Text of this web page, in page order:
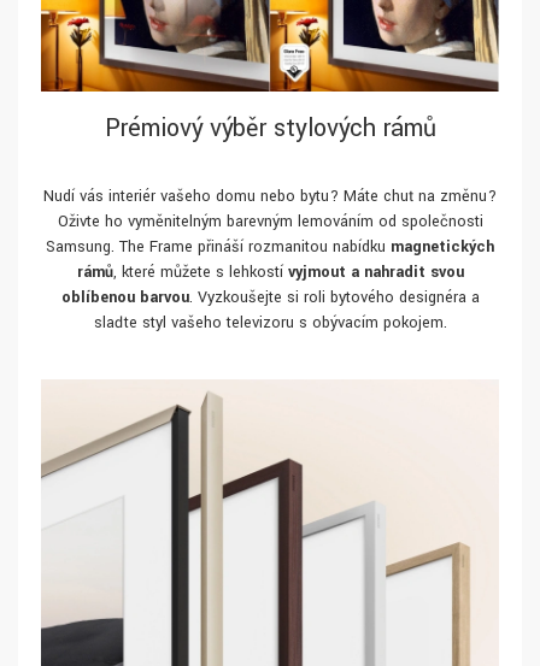
Prémiový výběr stylových rámů
Nudí vás interiér vašeho domu nebo bytu? Máte chuť na změnu?
Oživte ho vyměnitelným barevným lemováním od společnosti
Samsung. The Frame přináší rozmanitou nabídku magnetických
rámů, které můžete s lehkostí vyjmout a nahradit svou
oblíbenou barvou. Vyzkoušejte si roli bytového designéra a
slaďte styl vašeho televizoru s obývacím pokojem.